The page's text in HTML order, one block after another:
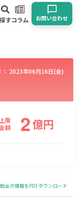
探すコラム お問い合わせ
2023年06月16日(金)
上限
額
2億円
金の情報をPDFダウンロード